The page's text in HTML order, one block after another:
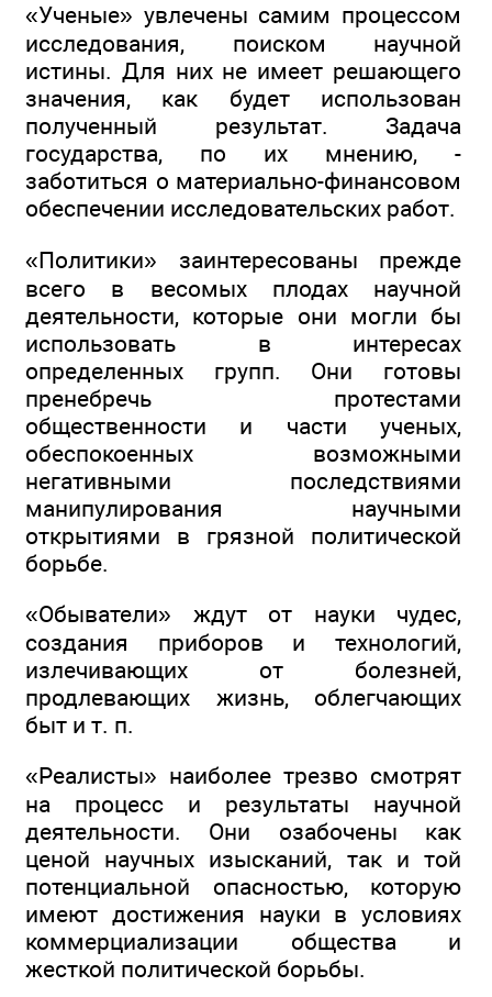
«Ученые» увлечены самим процессом
исследования, поиском научной
истины. Для них не имеет решающего
значения, как будет использован
полученный результат. Задача
государства, по их мнению, -
заботиться о материально-финансовом
обеспечении исследовательских работ.
«Политики» заинтересованы прежде
всего в весомых плодах научной
деятельности, которые они могли бы
использовать в интересах
определенных групп. Они готовы
пренебречь протестами
общественности и части ученых,
обеспокоенных возможными
негативными последствиями
манипулирования научными
открытиями в грязной политической
борьбе.
«Обыватели» ждут от науки чудес,
создания приборов и технологий,
излечивающих от болезней,
продлевающих жизнь, облегчающих
быт и т. п.
«Реалисты» наиболее трезво смотрят
на процесс и результаты научной
деятельности. Они озабочены как
ценой научных изысканий, так и той
потенциальной опасностью, которую
имеют достижения науки в условиях
коммерциализации общества и
жесткой политической борьбы.